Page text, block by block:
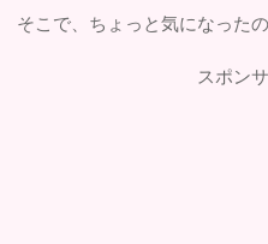
そこで、ちょっと気になった
スポン